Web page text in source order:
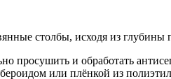
столбы, исходя из
просушить и обработать
или плёнкой из